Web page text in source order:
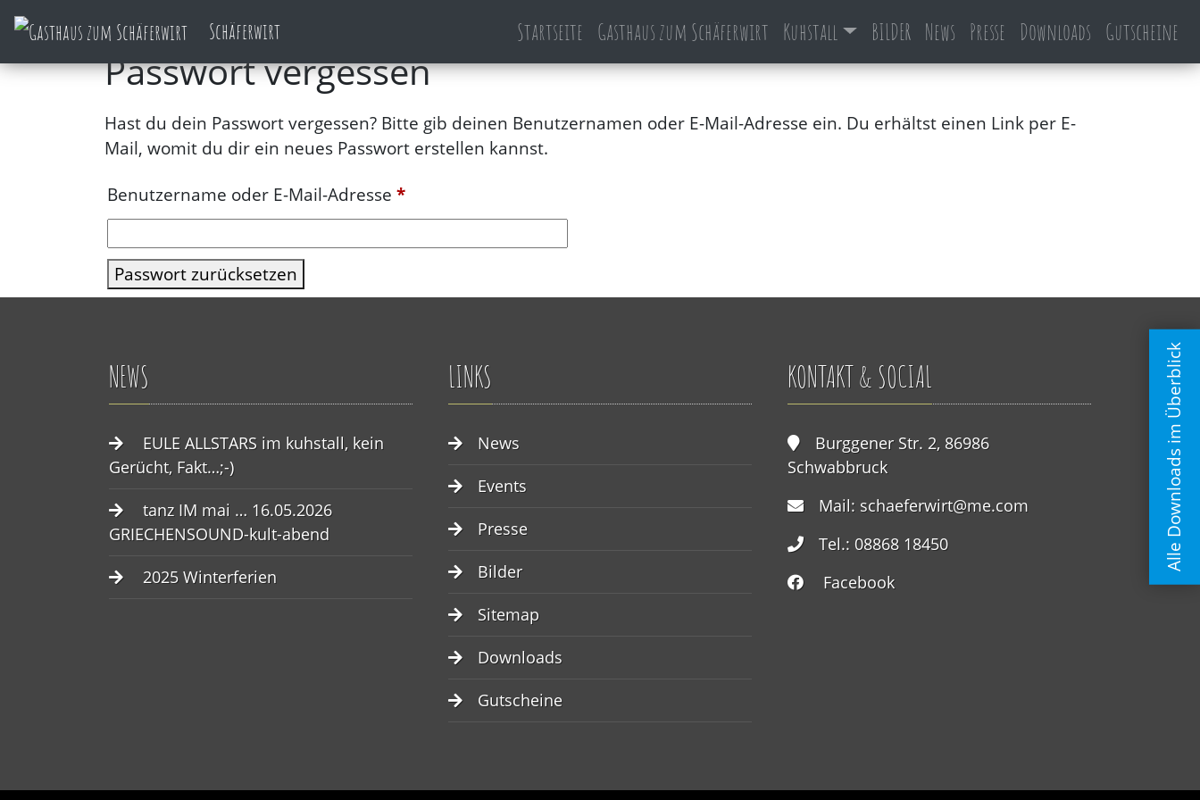
Skip
to
content
Schäferwirt Startseite Gasthaus zum Schäferwirt Kuhstall BILDER News Presse Downloads Gutscheine
page.php
Passwort vergessen
Hast du dein Passwort vergessen? Bitte gib deinen Benutzernamen oder E-Mail-Adresse ein. Du erhältst einen Link per E-
Mail, womit du dir ein neues Passwort erstellen kannst.
Benutzername oder E-Mail-Adresse *Erforderlich
Passwort zurücksetzen
NEWS
EULE ALLSTARS im kuhstall, kein
Gerücht, Fakt…;-)
tanz IM mai … 16.05.2026
GRIECHENSOUND-kult-abend
2025 Winterferien
LINKS
News
Events
Presse
Bilder
Sitemap
Downloads
Gutscheine
KONTAKT & SOCIAL
Burggener Str. 2, 86986
Schwabbruck
Mail: schaeferwirt@me.com
Tel.: 08868 18450
Facebook
Alle Downloads im Überblick